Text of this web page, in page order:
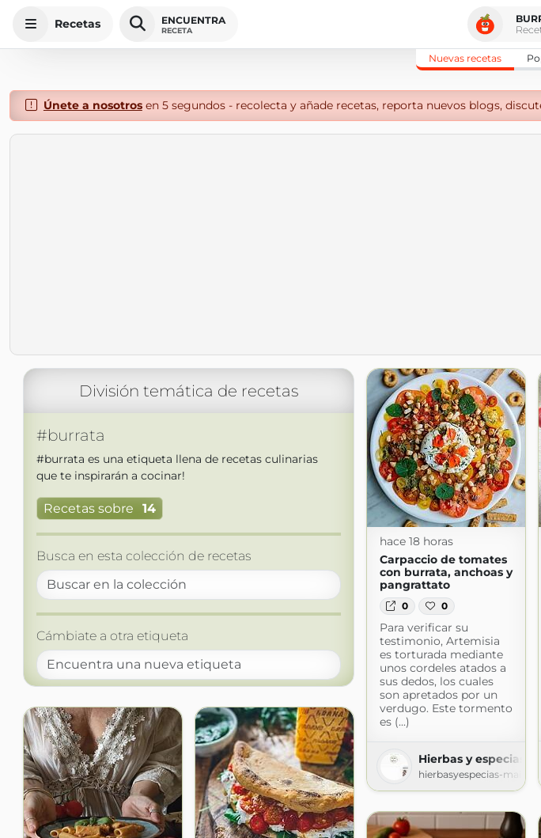
Recetas ENCUENTRA
RECETA
Nuevas recetas
Únete a nosotrosen 5 segundos - recolecta y añade recetas, reporta nuevos blogs,
División temática de recetas
#burrata
#burrata es una etiqueta llena de recetas culinarias
que te inspirarán a cocinar!
Recetas sobre 14
Busca en esta colección de recetas
Cámbiate a otra etiqueta
hace 18 horas
Carpaccio de tomates
con burrata, anchoas y
pangrattato
0 0
Para verificar su
testimonio, Artemisia
es torturada mediante
unos cordeles atados a
sus dedos, los cuales
son apretados por un
verdugo. Este tormento
es (...)
Hierbas y especias
hierbasyespecias-